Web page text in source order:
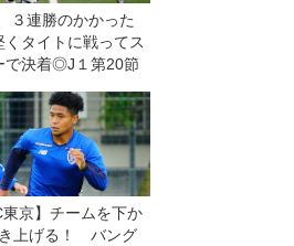
３連勝のかかった
タイトに戦ってス
で決着◎J１第20節
東京】チームを下か
上げる！ バング